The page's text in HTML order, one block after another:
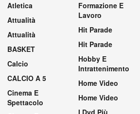
Atletica
Attualità
Attualità
BASKET
Calcio
CALCIO A 5
Cinema E
Spettacolo
Formazione E
Lavoro
Hit Parade
Hit Parade
Hobby E
Intrattenimento
Home Video
Home Video